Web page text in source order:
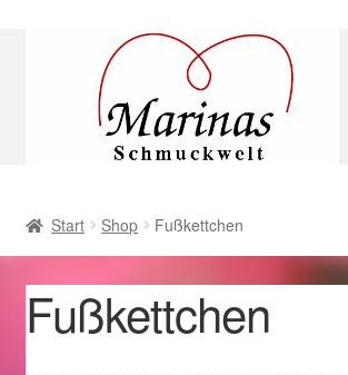
Navigation
AGB
Beispiel-Seite
Start Shop Fußkettchen
Fußkettchen